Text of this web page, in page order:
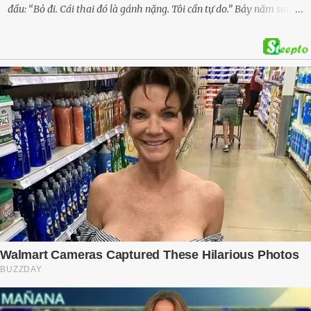
đầu: “Bỏ đi. Cái thai đó là gánh nặng. Tôi cần tự do.” Bảy năm sau,
kế hoạch được chuẩn bị kỹ lưỡng để người đàn ông phản bội ấy
phải trả giá … Hà Nội, mùa thu năm 2018, cái lạnh len lỏi qua từng
khe cửa gỗ cũ kỹ. Trong một căn biệt thự sang trọng ở phố Tây Hồ,
Ngọc Anh ngồi lặng lẽ trên ghế sofa, tay đặt lên bụng – nơi hai sinh
linh bé bỏng đang lớn dần từng ngày. Cô chưa bao giờ nghĩ mình sẽ
phải sống trong sợ hãi khi mang thai, đặc biệt là sợ… chính chồng
mình. Trí – người chồng mà cô từng yêu đến mù quáng, đã không
còn là người đàn ông của ngày đầu. Thành đạt, quyền lực, nhưng
cũng dối trá và lạnh lùng. Gần đây, anh hay về muộn, thậm chí có
đêm không về. Và rồi, trong một bữa cơm tối vắng lặng, Trí ném
xuống bàn ly n...